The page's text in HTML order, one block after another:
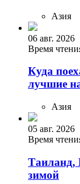
Азия
06 авг. 2026
Время
Куда
лучшие
Азия
05 авг. 2026
Время
Таиланд,
зимой